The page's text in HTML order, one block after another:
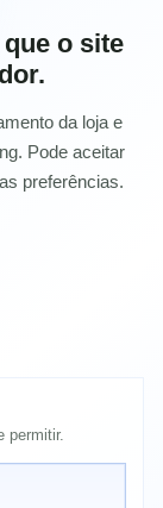
o site
da loja e
Pode aceitar
preferências.
permitir.